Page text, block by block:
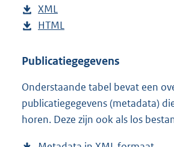
w
n
o
d
p
u
s
t
n
s
g
r
o
w
l
a
d
p
s
a
d
s
g
D
o
n
o
a
d
XML
e
t
n
d
s
D
w
l
o
a
HTML
s
a
n
d
Publicatiegegevens
Onderstaande tabel bevat een
publicatiegegevens (metadata)
horen. Deze zijn ook als los